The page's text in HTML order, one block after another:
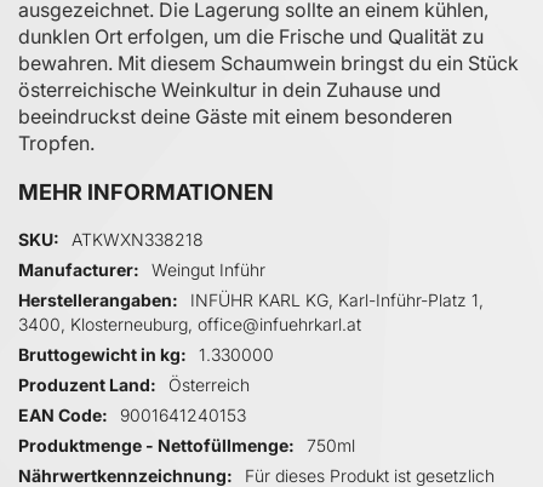
ausgezeichnet. Die Lagerung sollte an einem kühlen,
dunklen Ort erfolgen, um die Frische und Qualität zu
bewahren. Mit diesem Schaumwein bringst du ein Stück
österreichische Weinkultur in dein Zuhause und
beeindruckst deine Gäste mit einem besonderen
Tropfen.
MEHR INFORMATIONEN
Mehr Informationen
SKU
ATKWXN338218
Manufacturer
Weingut Inführ
Herstellerangaben
INFÜHR KARL KG, Karl-Inführ-Platz 1,
3400, Klosterneuburg, office@infuehrkarl.at
Bruttogewicht in kg
1.330000
Produzent Land
Österreich
EAN Code
9001641240153
Produktmenge - Nettofüllmenge
750ml
Nährwertkennzeichnung
Für dieses Produkt ist gesetzlich